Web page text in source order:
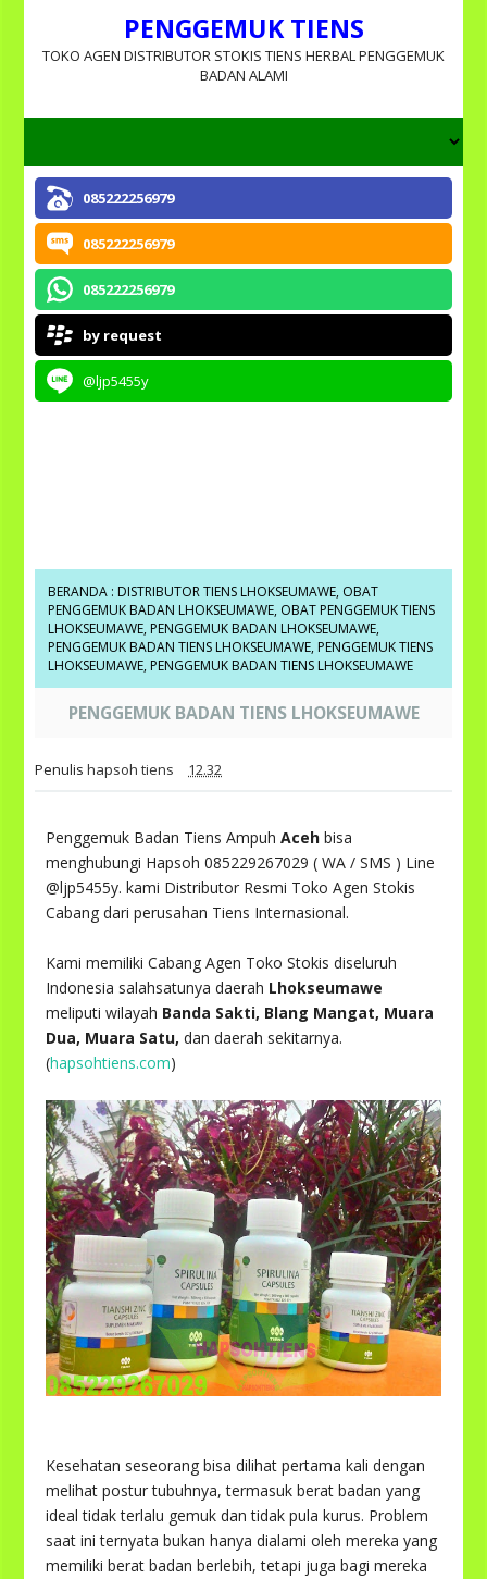
PENGGEMUK TIENS
TOKO AGEN DISTRIBUTOR STOKIS TIENS HERBAL PENGGEMUK
BADAN ALAMI
085222256979
085222256979
085222256979
by request
@ljp5455y
BERANDA : DISTRIBUTOR TIENS LHOKSEUMAWE, OBAT
PENGGEMUK BADAN LHOKSEUMAWE, OBAT PENGGEMUK TIENS
LHOKSEUMAWE, PENGGEMUK BADAN LHOKSEUMAWE,
PENGGEMUK BADAN TIENS LHOKSEUMAWE, PENGGEMUK TIENS
LHOKSEUMAWE, PENGGEMUK BADAN TIENS LHOKSEUMAWE
PENGGEMUK BADAN TIENS LHOKSEUMAWE
Penulishapsoh tiens 12.32
Penggemuk Badan Tiens AmpuhAceh bisa
menghubungi Hapsoh 085229267029 ( WA / SMS ) Line
@ljp5455y. kami Distributor Resmi Toko Agen Stokis
Cabang dari perusahan Tiens Internasional.
Kami memiliki Cabang Agen Toko Stokis diseluruh
Indonesia salahsatunya daerah Lhokseumawe
meliputi wilayah Banda Sakti, Blang Mangat, Muara
Dua, Muara Satu, dan daerah sekitarnya.
(hapsohtiens.com)
Kesehatan seseorang bisa dilihat pertama kali dengan
melihat postur tubuhnya, termasuk berat badan yang
ideal tidak terlalu gemuk dan tidak pula kurus. Problem
saat ini ternyata bukan hanya dialami oleh mereka yang
memiliki berat badan berlebih, tetapi juga bagi mereka